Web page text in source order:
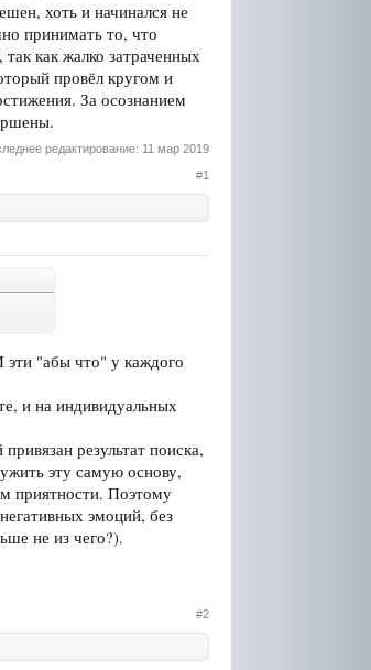
хоть и начинался не
принимать то, что
как жалко затраченных
провёл кругом и
За осознанием
редактирование: 11 мар 2019
#1
"абы что" у каждого
и на индивидуальных
результат поиска,
эту самую основу,
приятности. Поэтому
эмоций, без
не из чего?).
#2